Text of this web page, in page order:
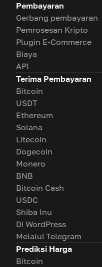
Pembayaran
Gerbang pembayaran
Pemrosesan Kripto
Plugin E-Commerce
Biaya
API
Terima Pembayaran
Bitcoin
USDT
Ethereum
Solana
Litecoin
Dogecoin
Monero
BNB
Bitcoin Cash
USDC
Shiba Inu
Di WordPress
Melalui Telegram
Prediksi Harga
Bitcoin